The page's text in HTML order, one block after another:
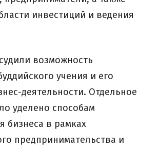
инвестиций и ведения
возможность
учения и его
деятельности. Отдельное
уделено способам
бизнеса в рамках
предпринимательства и